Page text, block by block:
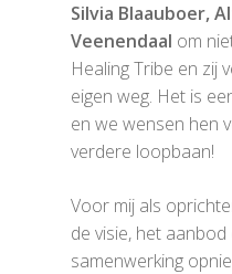
Silvia Blaauboer,
Veenendaal om
Healing Tribe en zij
eigen weg. Het is
en we wensen hen
verdere loopbaan!
Voor mij als
de visie, het
samenwerking